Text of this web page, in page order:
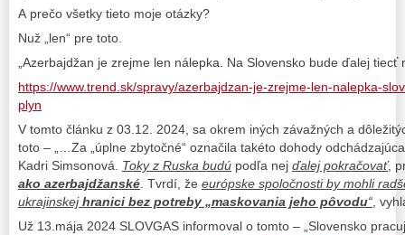
A prečo všetky tieto moje otázky?
Nuž „len“ pre toto.
„Azerbajdžan je zrejme len nálepka. Na Slovensko bude ďalej tiecť
https://www.trend.sk/spravy/azerbajdzan-je-zrejme-len-nalepka-
plyn
V tomto článku z 03.12. 2024, sa okrem iných závažných a
toto – „…Za „úplne zbytočné“ označila takéto dohody
Kadri Simsonová. Toky z Ruska budú podľa nej ďalej pokračovať,
ako azerbajdžanské. Tvrdí, že európske spoločnosti by mohli
ukrajinskejhranici bez potreby „maskovania jeho pôvodu“,
Už 13.mája 2024 SLOVGAS informoval o tomto – „Slovensko